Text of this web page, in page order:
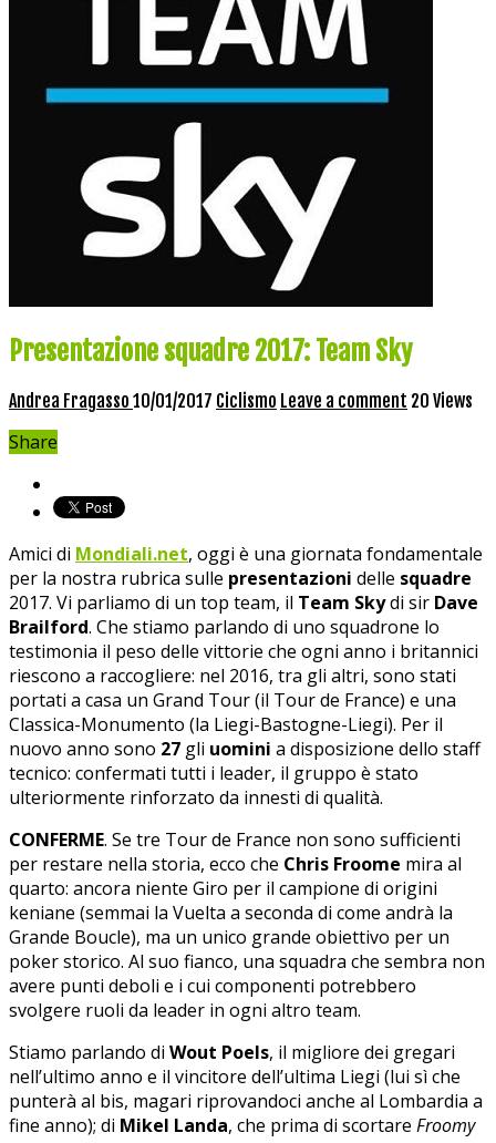
Presentazione squadre 2017: Team Sky
Andrea Fragasso 10/01/2017 Ciclismo Leave a comment 20 Views
Share
Amici di Mondiali.net, oggi è una giornata fondamentale
per la nostra rubrica sulle presentazioni delle squadre
2017. Vi parliamo di un top team, il Team Skydi sir Dave
Brailford. Che stiamo parlando di uno squadrone lo
testimonia il peso delle vittorie che ogni anno i britannici
riescono a raccogliere: nel 2016, tra gli altri, sono stati
portati a casa un Grand Tour (il Tour de France) e una
Classica-Monumento (la Liegi-Bastogne-Liegi). Per il
nuovo anno sono 27 gli uomini a disposizione dello staff
tecnico: confermati tutti i leader, il gruppo è stato
ulteriormente rinforzato da innesti di qualità.
CONFERME. Se tre Tour de France non sono sufficienti
per restare nella storia, ecco che Chris Froome mira al
quarto: ancora niente Giro per il campione di origini
keniane (semmai la Vuelta a seconda di come andrà la
Grande Boucle), ma un unico grande obiettivo per un
poker storico. Al suo fianco, una squadra che sembra non
avere punti deboli e i cui componenti potrebbero
svolgere ruoli da leader in ogni altro team.
Stiamo parlando di Wout Poels, il migliore dei gregari
nell’ultimo anno e il vincitore dell’ultima Liegi (lui sì che
punterà al bis, magari riprovandoci anche al Lombardia a
fine anno); di Mikel Landa, che prima di scortare Froomy